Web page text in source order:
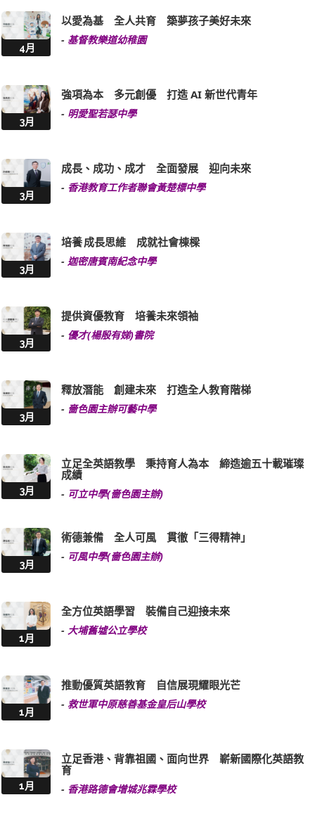
4月
以愛為基 全人共育 築夢孩子美好未來
- 基督教樂道幼稚園
3月
強項為本 多元創優 打造 AI 新世代青年
- 明愛聖若瑟中學
3月
成長、成功、成才 全面發展 迎向未來
- 香港教育工作者聯會黃楚標中學
3月
培養 成長思維 成就社會棟樑
- 迦密唐賓南紀念中學
3月
提供資優教育 培養未來領袖
- 優才(楊殷有娣)書院
3月
釋放潛能 創建未來 打造全人教育階梯
- 嗇色園主辦可藝中學
3月
立足全英語教學 秉持育人為本 締造逾五十載璀璨
成績
- 可立中學(嗇色園主辦)
3月
術德兼備 全人可風 貫徹「三得精神」
- 可風中學(嗇色園主辦)
1月
全方位英語學習 裝備自己迎接未來
- 大埔舊墟公立學校
1月
推動優質英語教育 自信展現耀眼光芒
- 救世軍中原慈善基金皇后山學校
1月
立足香港、背靠祖國、面向世界 嶄新國際化英語教
育
- 香港路德會增城兆霖學校